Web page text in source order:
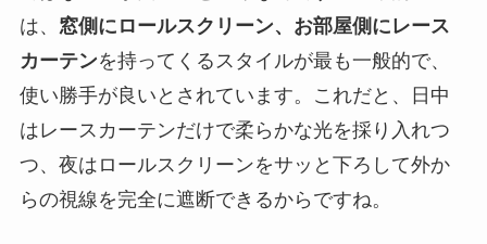
は、 窓側にロールスクリーン、お部屋側にレース
カーテンを持ってくるスタイルが最も一般的で、
使い勝手が良いとされています。これだと、日中
はレースカーテンだけで柔らかな光を採り入れつ
つ、夜はロールスクリーンをサッと下ろして外か
らの視線を完全に遮断できるからですね。